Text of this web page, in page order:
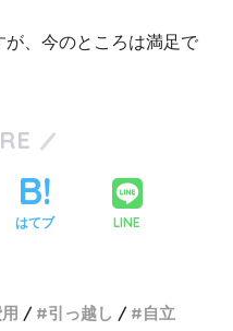
が、今のところは満足で
はてブ LINE
引っ越し 自立